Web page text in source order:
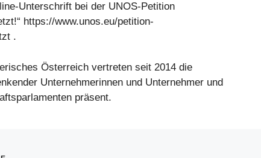
Unterschrift bei der UNOS-Petition
https://www.unos.eu/petition-
.
Österreich vertreten seit 2014 die
Unternehmerinnen und Unternehmer und
präsent.